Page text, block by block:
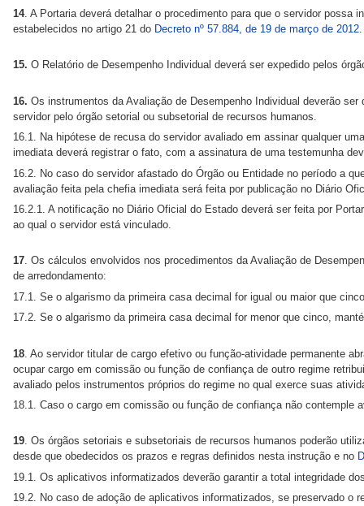
14. A Portaria deverá detalhar o procedimento para que o servidor
estabelecidos no artigo 21 do Decreto nº 57.884, de 19 de março de 2012
15. O Relatório de Desempenho Individual deverá ser expedido pelos
16. Os instrumentos da Avaliação de Desempenho Individual deverão
servidor pelo órgão setorial ou subsetorial de recursos humanos.
16.1. Na hipótese de recusa do servidor avaliado em assinar qualquer
imediata deverá registrar o fato, com a assinatura de uma testemunha
16.2. No caso do servidor afastado do Órgão ou Entidade no período a
avaliação feita pela chefia imediata será feita por publicação no Diário
16.2.1. A notificação no Diário Oficial do Estado deverá ser feita por
ao qual o servidor está vinculado.
17. Os cálculos envolvidos nos procedimentos da Avaliação de
de arredondamento:
17.1. Se o algarismo da primeira casa decimal for igual ou maior que
17.2. Se o algarismo da primeira casa decimal for menor que cinco,
18 . Ao servidor titular de cargo efetivo ou função-atividade permanente
ocupar cargo em comissão ou função de confiança de outro regime
avaliado pelos instrumentos próprios do regime no qual exerce suas
18.1. Caso o cargo em comissão ou função de confiança não
19. Os órgãos setoriais e subsetoriais de recursos humanos poderão
desde que obedecidos os prazos e regras definidos nesta instrução e no
19.1. Os aplicativos informatizados deverão garantir a total integridade
19.2. No caso de adoção de aplicativos informatizados, se preservado o